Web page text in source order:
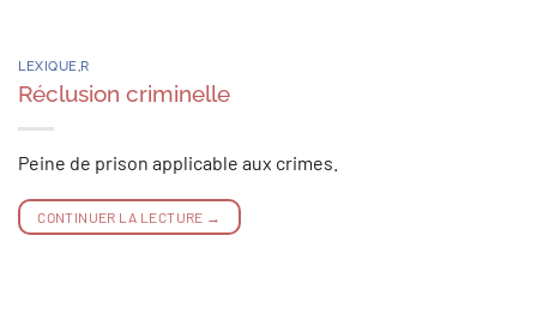
LEXIQUE R
Réclusion criminelle
Peine de prison applicable aux crimes.
CONTINUER LA LECTURE →